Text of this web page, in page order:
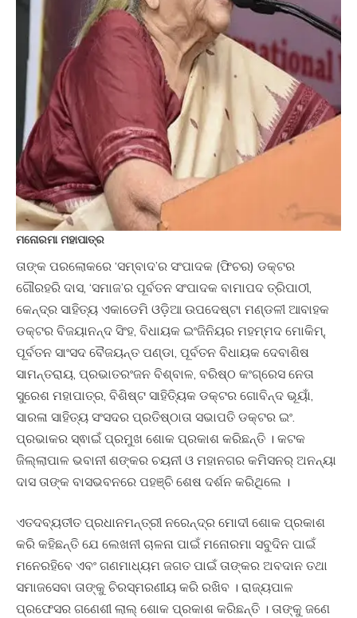
ମନୋରମା ମହାପାତ୍ର
ତାଙ୍କ ପରଲୋକରେ ‘ସମ୍ବାଦ’ର ସଂପାଦକ (ଫିଚର) ଡକ୍ଟର
ଗୌରହରି ଦାସ, ‘ସମାଜ’ର ପୂର୍ବତନ ସଂପାଦକ ବାମାପଦ ତ୍ରିପାଠୀ,
କେନ୍ଦ୍ର ସାହିତ୍ୟ ‌ଏକାଡେମି ଓଡ଼ିଆ ଉପଦେଷ୍ଟା ମଣ୍ଡଳୀ ଆବାହକ
ଡକ୍ଟର ବିଜୟାନନ୍ଦ ସିଂହ, ବିଧାୟକ ଇଂଜିନିୟର ମହମ୍ମଦ ମୋକିମ୍,
ପୂର୍ବତନ ସାଂସଦ ବୈଜୟନ୍ତ ପଣ୍ଡା, ପୂର୍ବତନ ବିଧାୟକ ଦେବାଶିଷ
ସାମନ୍ତରାୟ, ପ୍ରଭାତରଂଜନ ବିଶ୍ବାଳ, ବରିଷ୍ଠ କଂଗ୍ରେସ ନେତା
ସୁରେଶ ମହାପାତ୍ର, ବିଶିଷ୍ଟ ସାହିତ୍ୟିକ ଡକ୍ଟର ଗୋବିନ୍ଦ ଭୂୟାଁ,
ସାରଳା ସାହିତ୍ୟ ସଂସଦର ପ୍ରତିଷ୍ଠାତା ସଭାପତି ଡକ୍ଟର ଇଂ.
ପ୍ରଭାକର ସ୍ଵାଇଁ ପ୍ରମୁଖ ଶୋକ ପ୍ରକାଶ କରିଛନ୍ତି । କଟକ
ଜିଲ୍ଲାପାଳ ଭବାନୀ ଶଙ୍କର ଚୟନୀ ଓ ମହାନଗର କମିସନର୍‌ ଅନନ୍ୟା
ଦାସ ତାଙ୍କ ବାସଭବନରେ ପହଞ୍ଚି ଶେଷ ଦର୍ଶନ କରିଥିଲେ ।
ଏତଦବ୍ୟତୀତ ପ୍ରଧାନମନ୍ତ୍ରୀ ନରେନ୍ଦ୍ର ମୋଦୀ ଶୋକ ପ୍ରକାଶ
କରି କହିଛନ୍ତି ଯେ ଲେଖନୀ ଚାଳନା ପାଇଁ ମନୋରମା ସବୁଦିନ ପାଇଁ
ମନେରହିବେ ଏବଂ ଗଣମାଧ୍ୟମ ଜଗତ ପାଇଁ ତାଙ୍କର ଅବଦାନ ତଥା
ସମାଜସେବା ତାଙ୍କୁ ଚିରସ୍ମରଣୀୟ କରି ରଖିବ । ରାଜ୍ୟପାଳ
ପ୍ରଫେସର ଗଣେଶୀ ଲାଲ୍‌ ଶୋକ ପ୍ରକାଶ କରିଛନ୍ତି । ତାଙ୍କୁ ଜଣେ